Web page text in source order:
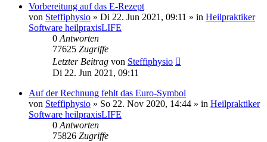
Vorbereitung auf das E-Rezept
von Steffiphysio » Di 22. Jun 2021, 09:11 » in Heilpraktiker
Software heilpraxisLIFE
0 Antworten
77625 Zugriffe
Letzter Beitrag von Steffiphysio
Di 22. Jun 2021, 09:11
Auf der Rechnung fehlt das Euro-Symbol
von Steffiphysio » So 22. Nov 2020, 14:44 » in Heilpraktiker
Software heilpraxisLIFE
0 Antworten
75826 Zugriffe